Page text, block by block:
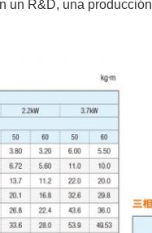
un R&D, una